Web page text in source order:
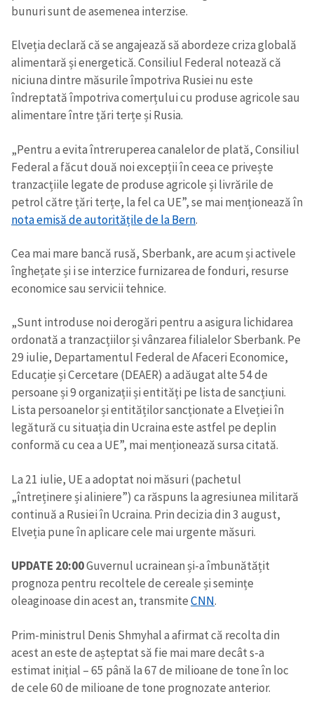
bunuri sunt de asemenea interzise.
Elveția declară că se angajează să abordeze criza globală
alimentară și energetică. Consiliul Federal notează că
niciuna dintre măsurile împotriva Rusiei nu este
îndreptată împotriva comerțului cu produse agricole sau
alimentare între țări terțe și Rusia.
„Pentru a evita întreruperea canalelor de plată, Consiliul
Federal a făcut două noi excepții în ceea ce privește
tranzacțiile legate de produse agricole și livrările de
petrol către țări terțe, la fel ca UE”, se mai menționează în
nota emisă de autoritățile de la Bern.
Cea mai mare bancă rusă, Sberbank, are acum și activele
înghețate și i se interzice furnizarea de fonduri, resurse
economice sau servicii tehnice.
„Sunt introduse noi derogări pentru a asigura lichidarea
ordonată a tranzacțiilor și vânzarea filialelor Sberbank. Pe
29 iulie, Departamentul Federal de Afaceri Economice,
Educație și Cercetare (DEAER) a adăugat alte 54 de
persoane și 9 organizații și entități pe lista de sancțiuni.
Lista persoanelor și entităților sancționate a Elveției în
legătură cu situația din Ucraina este astfel pe deplin
conformă cu cea a UE”, mai menționează sursa citată.
La 21 iulie, UE a adoptat noi măsuri (pachetul
„întreținere și aliniere”) ca răspuns la agresiunea militară
continuă a Rusiei în Ucraina. Prin decizia din 3 august,
Elveția pune în aplicare cele mai urgente măsuri.
UPDATE 20:00Guvernul ucrainean și-a îmbunătățit
prognoza pentru recoltele de cereale și semințe
oleaginoase din acest an, transmiteCNN.
Prim-ministrul Denis Shmyhal a afirmat că recolta din
acest an este de așteptat să fie mai mare decât s-a
estimat inițial – 65 până la 67 de milioane de tone în loc
de cele 60 de milioane de tone prognozate anterior.